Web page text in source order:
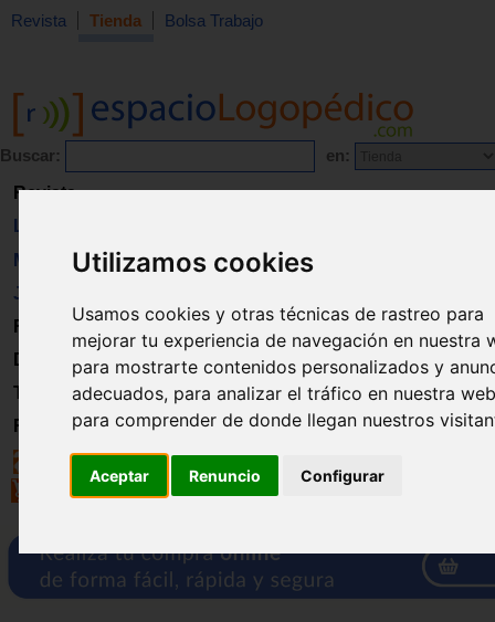
Utilizamos cookies
Usamos cookies y otras técnicas de rastreo para
mejorar tu experiencia de navegación en nuestra
para mostrarte contenidos personalizados y
adecuados, para analizar el tráfico en nuestra
para comprender de donde llegan nuestros
Aceptar Renuncio Configurar
Revista Tienda Bolsa Trabajo
Buscar: en:
Revista
Libros
Material
Juguetes
Formación
Directorio
Trabajo
Registro